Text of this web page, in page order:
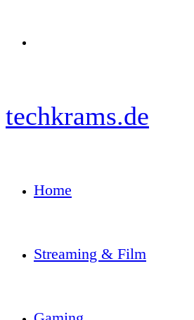
techkrams.de
Home
Streaming & Film